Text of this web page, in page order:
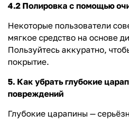
4.2 Полировка с помощью
Некоторые пользователи
мягкое средство на основе
Пользуйтесь аккуратно,
покрытие.
5. Как убрать глубокие
повреждений
Глубокие царапины —